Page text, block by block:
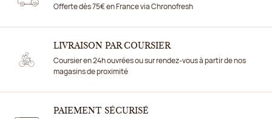
Offerte dès 75€ en France via Chronofresh
LIVRAISON PAR COURSIER
Coursier en 24h ouvrées ou sur rendez-vous à partir de nos
magasins de proximité
PAIEMENT SÉCURISÉ